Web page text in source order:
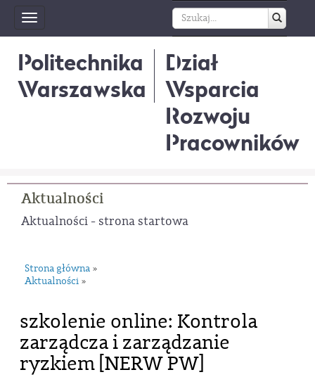
Toggle
navigation
Politechnika
Warszawska
Dział
Wsparcia
Rozwoju
Pracowników
Aktualności
Aktualności - strona startowa
Strona główna »
Aktualności »
szkolenie online: Kontrola
zarządcza i zarządzanie
ryzkiem [NERW PW]